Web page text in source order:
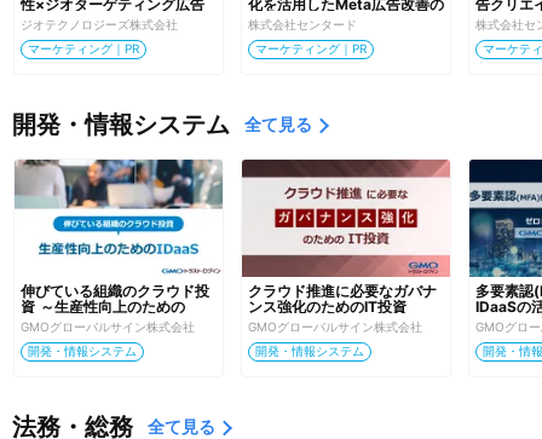
性×ジオターゲティング広告
でCPAを最小化！
ジオテクノロジーズ株式会社
マーケティング｜PR
化を活用したMeta広告改善の
ポイント
株式会社センタード
マーケティング｜PR
告クリエ
ント
株式会社セ
マーケテ
開発・情報システム 全て見る
伸びている組織のクラウド投
資 ～生産性向上のための
IDaaS ～
GMOグローバルサイン株式会社
開発・情報システム
クラウド推進に必要なガバナ
ンス強化のためのIT投資
GMOグローバルサイン株式会社
開発・情報システム
多要素認
IDaaSの
ト認証基
ト・ロ
GMOグロ
開発・情
法務・総務 全て見る